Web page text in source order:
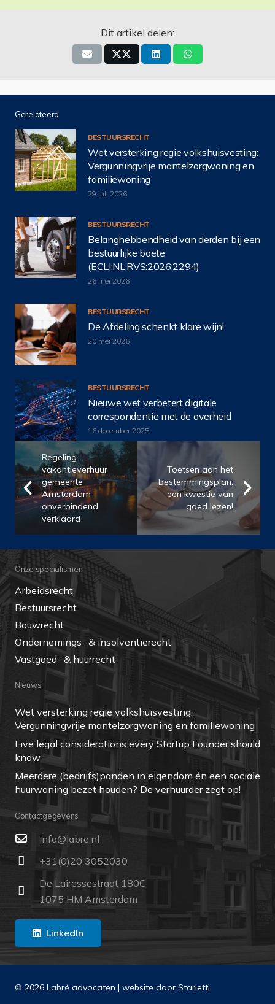
Dit artikel delen:
Gerelateerd
BESTUURSRECHT
Wet versterking regie volkshuisvesting:
Vergunningvrije mantelzorgwoning en
familiewoning
29 juli 2026
BESTUURSRECHT
Belanghebbendheid van derden bij een
bestuurlijke boete
(ECLI:NL:RVS:2026:2294)
26 mei 2026
BESTUURSRECHT
De Afdeling schenkt klare wijn!
20 mei 2026
BESTUURSRECHT
Nieuwe wet verbetert digitale
correspondentie met de overheid
16 december 2025
Regeling
vakantieverhuur
gemeente
Amsterdam
onverbindend
verklaard
Toetsen aan het
bestemmingsplan:
een kwestie van
goed lezen!
Onze specialismen
Arbeidsrecht
Bestuursrecht
Bouwrecht
Ondernemings- & insolventierecht
Vastgoed- & huurrecht
Nieuws
Wet versterking regie volkshuisvesting:
Vergunningvrije mantelzorgwoning en familiewoning
Five legal considerations every Startup Founder should
know
Meerdere (bedrijfs)panden in eigendom én een sociale
huurwoning bezet houden? De verhuurder zegt op!
Contactgegevens
ln.erbal@ofni
+31(0)20 3052030
De Lairessestraat 180C
1075 HM Amsterdam
LinkedIn
© 2026 Labré advocaten | website door Starletti